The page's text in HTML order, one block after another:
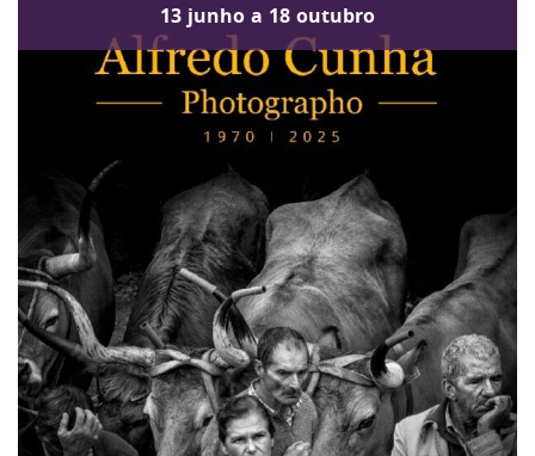
13 junho a 18 outubro